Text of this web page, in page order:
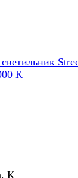
К
К